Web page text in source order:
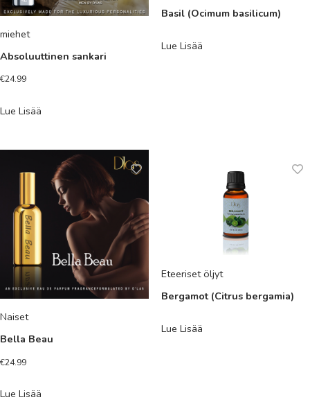
miehet
Absoluuttinen sankari
€24.99
Lue Lisää
Basil (Ocimum basilicum)
Lue Lisää
Naiset
Bella Beau
€24.99
Lue Lisää
Eteeriset öljyt
Bergamot (Citrus bergamia)
Lue Lisää